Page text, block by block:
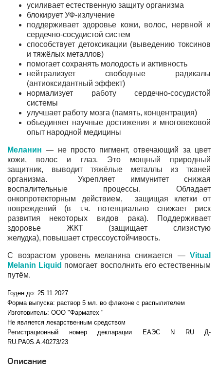
усиливает естественную защиту организма
блокирует УФ‑излучение
поддерживает здоровье кожи, волос, нервной и
сердечно‑сосудистой систем
способствует детоксикации (выведению токсинов
и тяжёлых металлов)
помогает сохранять молодость и активность
нейтрализует свободные радикалы
(антиоксидантный эффект)
нормализует работу сердечно‑сосудистой
системы
улучшает работу мозга (память, концентрация)
объединяет научные достижения и многовековой
опыт народной медицины
Меланин — не просто пигмент, отвечающий за цвет
кожи, волос и глаз. Это мощный природный
защитник, выводит тяжёлые металлы из тканей
организма. Укрепляет иммунитет снижая
воспалительные процессы. Обладает
онкопротекторным действием, защищая клетки от
повреждений (в т. ч. потенциально снижает риск
развития некоторых видов рака). Поддерживает
здоровье ЖКТ (защищает слизистую
желудка), повышает стрессоустойчивость.
С возрастом уровень меланина снижается — Vitual
Melanin Liquid помогает восполнить его естественным
путём.
Годен до: 25.11.2027
Форма выпуска: раствор 5 мл. во флаконе с распылителем
Изготовитель: ООО "Фарматех "
Не является лекарственным средством
Регистрационный номер декларации ЕАЭС N RU Д-
RU.PA0S.A.40273/23
Описание